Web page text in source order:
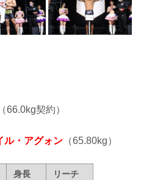
66.0kg契約）
ル・アグォン （65.80kg）
身長
リーチ